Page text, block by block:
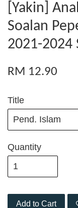
[Yakin]
Soalan
2021-2024
RM 12.90
Title
Quantity
Add to Cart